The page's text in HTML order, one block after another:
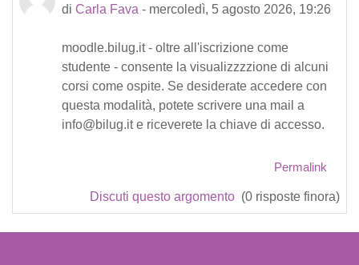
di Carla Fava - mercoledì, 5 agosto 2026, 19:26
moodle.bilug.it - oltre all'iscrizione come
studente - consente la visualizzzzione di alcuni
corsi come ospite. Se desiderate accedere con
questa modalità, potete scrivere una mail a
info@bilug.it e riceverete la chiave di accesso.
Permalink
Discuti questo argomento (0 risposte finora)